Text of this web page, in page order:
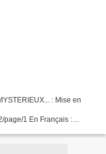
: Mise en
page/1 En Français :